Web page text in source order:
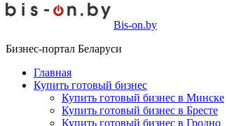
Bis-on.by
Бизнес-портал Беларуси
Главная
Купить готовый бизнес
Купить готовый бизнес в Минске
Купить готовый бизнес в Бресте
Купить готовый бизнес в Гродно